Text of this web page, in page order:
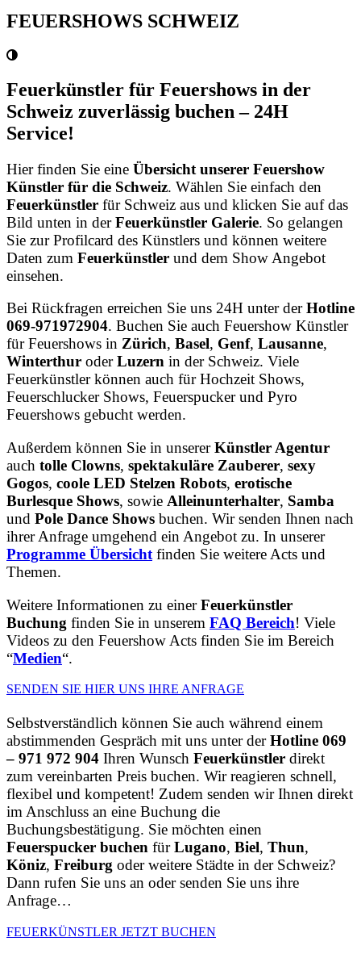
FEUERSHOWS SCHWEIZ
Feuerkünstler für Feuershows in der
Schweiz zuverlässig buchen – 24H
Service!
Hier finden Sie eine Übersicht unserer Feuershow
Künstler für die Schweiz. Wählen Sie einfach den
Feuerkünstler für Schweiz aus und klicken Sie auf das
Bild unten in derFeuerkünstler Galerie. So gelangen
Sie zur Profilcard des Künstlers und können weitere
Daten zum Feuerkünstler und dem Show Angebot
einsehen.
Bei Rückfragen erreichen Sie uns 24H unter derHotline
069-971972904. Buchen Sie auch Feuershow Künstler
für Feuershows in Zürich, Basel, Genf, Lausanne,
Winterthur oderLuzern in der Schweiz. Viele
Feuerkünstler können auch für Hochzeit Shows,
Feuerschlucker Shows, Feuerspucker und Pyro
Feuershows gebucht werden.
Außerdem können Sie in unsererKünstler Agentur
auch tolle Clowns, spektakuläre Zauberer, sexy
Gogos, coole LED Stelzen Robots, erotische
Burlesque Shows, sowie Alleinunterhalter, Samba
und Pole Dance Shows buchen. Wir senden Ihnen nach
ihrer Anfrage umgehend ein Angebot zu. In unserer
Programme Übersicht finden Sie weitere Acts und
Themen.
Weitere Informationen zu einerFeuerkünstler
Buchung finden Sie in unserem FAQ Bereich! Viele
Videos zu den Feuershow Acts finden Sie im Bereich
“Medien“.
SENDEN SIE HIER UNS IHRE ANFRAGE
Selbstverständlich können Sie auch während einem
abstimmenden Gespräch mit uns unter derHotline 069
– 971 972 904 Ihren Wunsch Feuerkünstler direkt
zum vereinbarten Preis buchen. Wir reagieren schnell,
flexibel und kompetent! Zudem senden wir Ihnen direkt
im Anschluss an eine Buchung die
Buchungsbestätigung. Sie möchten einen
Feuerspucker buchen fürLugano, Biel, Thun,
Köniz, Freiburg oder weitere Städte in der Schweiz?
Dann rufen Sie uns an oder senden Sie uns ihre
Anfrage…
FEUERKÜNSTLER JETZT BUCHEN